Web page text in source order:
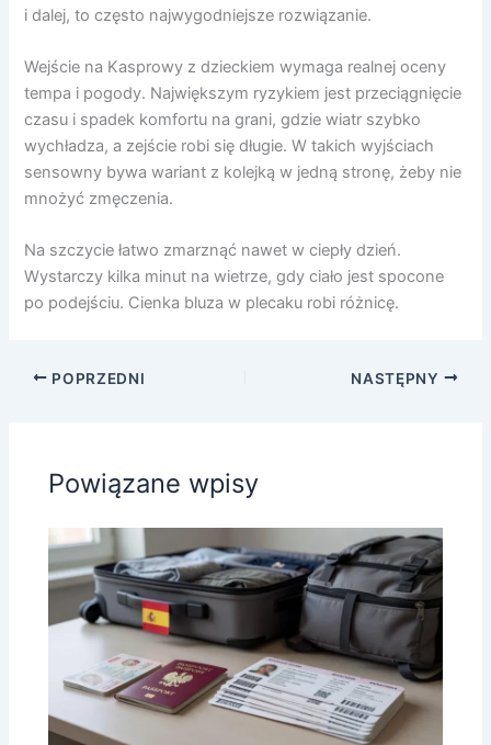
i dalej, to często najwygodniejsze rozwiązanie.
Wejście na Kasprowy z dzieckiem wymaga realnej oceny
tempa i pogody. Największym ryzykiem jest przeciągnięcie
czasu i spadek komfortu na grani, gdzie wiatr szybko
wychładza, a zejście robi się długie. W takich wyjściach
sensowny bywa wariant z kolejką w jedną stronę, żeby nie
mnożyć zmęczenia.
Na szczycie łatwo zmarznąć nawet w ciepły dzień.
Wystarczy kilka minut na wietrze, gdy ciało jest spocone
po podejściu. Cienka bluza w plecaku robi różnicę.
POPRZEDNI NASTĘPNY
Powiązane wpisy